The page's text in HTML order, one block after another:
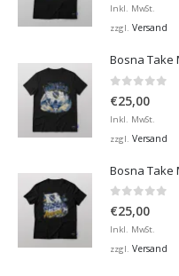
Inkl. MwSt.
zzgl. Versand
Bosna Take
€25,00
Inkl. MwSt.
zzgl. Versand
Bosna Take
0 von 5
€25,00
Inkl. MwSt.
zzgl. Versand